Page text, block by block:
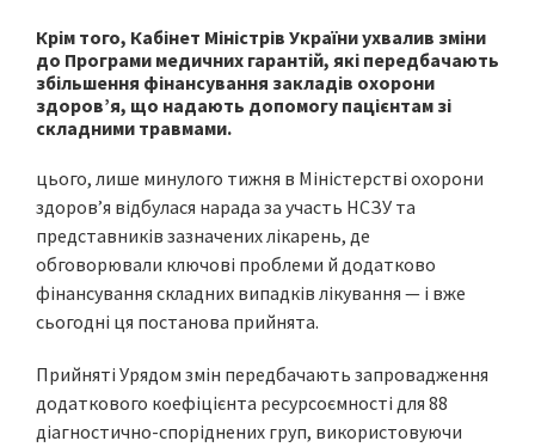
Крім того, Кабінет Міністрів України ухвалив зміни
до Програми медичних гарантій, які передбачають
збільшення фінансування закладів охорони
здоров’я, що надають допомогу пацієнтам зі
складними травмами.
цього, лише минулого тижня в Міністерстві охорони
здоров’я відбулася нарада за участь НСЗУ та
представників зазначених лікарень, де
обговорювали ключові проблеми й додатково
фінансування складних випадків лікування — і вже
сьогодні ця постанова прийнята.
Прийняті Урядом змін передбачають запровадження
додаткового коефіцієнта ресурсоємності для 88
діагностично-споріднених груп, використовуючи